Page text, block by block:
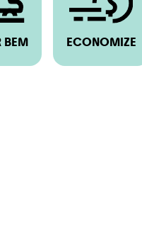
BEM ECONOMIZE